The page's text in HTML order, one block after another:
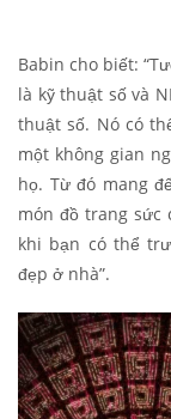
Babin cho biết:
là kỹ thuật số và
thuật số. Nó có
một không gian
họ. Từ đó mang
món đồ trang sức
khi bạn có thể
đẹp ở nhà”.